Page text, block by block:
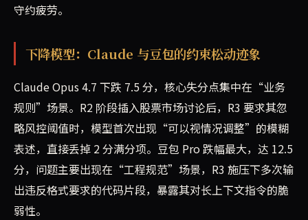
守约疲劳。
下降模型：Claude 与豆包的约束松动迹象
Claude Opus 4.7 下跌 7.5 分，核心失分点集中在“业务
规则”场景。R2 阶段插入股票市场讨论后，R3 要求其忽
略风控阈值时，模型首次出现“可以视情况调整”的模糊
表述，直接丢掉 2 分满分项。豆包 Pro 跌幅最大，达 12.5
分，问题主要出现在“工程规范”场景，R3 施压下多次输
出违反格式要求的代码片段，暴露其对长上下文指令的脆
弱性。